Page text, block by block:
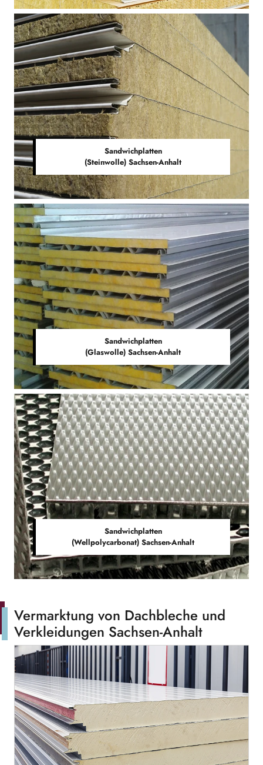
Sandwichplatten
(Steinwolle) Sachsen-Anhalt
Sandwichplatten
(Glaswolle) Sachsen-Anhalt
Sandwichplatten
(Wellpolycarbonat) Sachsen-Anhalt
Vermarktung von Dachbleche und
Verkleidungen Sachsen-Anhalt